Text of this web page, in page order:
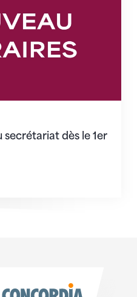
secrétariat dès le 1er